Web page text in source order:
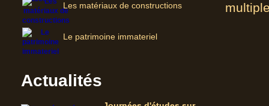
Les matériaux de constructions
Le patrimoine immateriel
Actualités